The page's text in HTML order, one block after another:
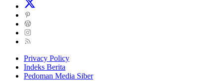
Privacy Policy
Indeks Berita
Pedoman Media Siber